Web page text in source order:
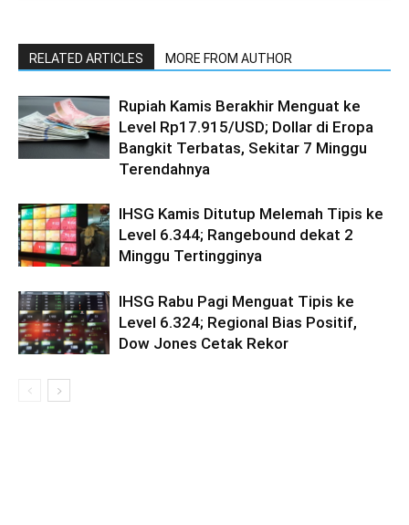
RELATED ARTICLES MORE FROM AUTHOR
Rupiah Kamis Berakhir Menguat ke
Level Rp17.915/USD; Dollar di Eropa
Bangkit Terbatas, Sekitar 7 Minggu
Terendahnya
IHSG Kamis Ditutup Melemah Tipis ke
Level 6.344; Rangebound dekat 2
Minggu Tertingginya
IHSG Rabu Pagi Menguat Tipis ke
Level 6.324; Regional Bias Positif,
Dow Jones Cetak Rekor